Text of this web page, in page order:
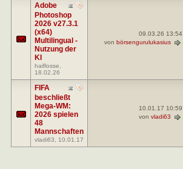
Adobe
Photoshop
2026 v27.3.1
(x64)
Multilingual -
Nutzung der
KI
haiflosse
18.02.26
09.03.26 13:54
von börsengurulukasius
FIFA
beschließt
Mega-WM:
2026 spielen
48
Mannschaften
vladi63 , 10.01.17
10.01.17 10:59
von vladi63